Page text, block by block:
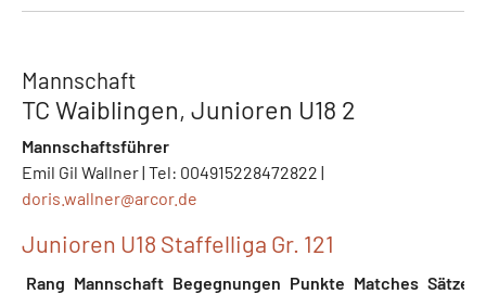
Mannschaft
TC Waiblingen, Junioren U18 2
Mannschaftsführer
Emil Gil Wallner | Tel: 004915228472822 |
doris.wallner@arcor.de
Junioren U18 Staffelliga Gr. 121
Rang Mannschaft Begegnungen Punkte Matches Sätze